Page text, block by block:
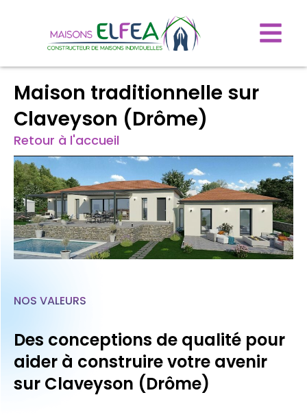
Maison traditionnelle sur
Claveyson (Drôme)
Retour à l'accueil
NOS VALEURS
Des conceptions de qualité pour
aider à construire votre avenir
sur Claveyson (Drôme)